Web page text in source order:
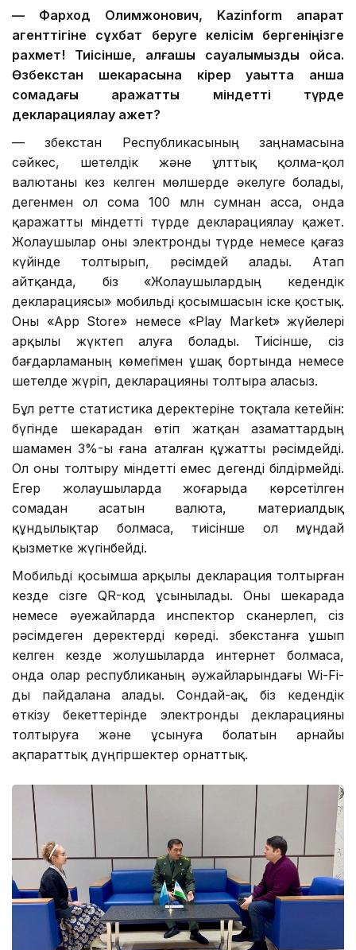
— Фарход Олимжонович, Kazinform ақпарат
агенттігіне сұхбат беруге келісім бергеніңізге
рахмет! Тиісінше, алғашқы сауалымызды қойсақ.
Өзбекстан шекарасына кірер уақытта қанша
сомадағы қаражатты міндетті түрде
декларациялау қажет?
— Өзбекстан Республикасының заңнамасына
сәйкес, шетелдік және ұлттық қолма-қол
валютаны кез келген мөлшерде әкелуге болады,
дегенмен ол сома 100 млн сумнан асса, онда
қаражатты міндетті түрде декларациялау қажет.
Жолаушылар оны электронды түрде немесе қағаз
күйінде толтырып, рәсімдей алады. Атап
айтқанда, біз «Жолаушылардың кедендік
декларациясы» мобильді қосымшасын іске қостық.
Оны «App Store» немесе «Play Market» жүйелері
арқылы жүктеп алуға болады. Тиісінше, сіз
бағдарламаның көмегімен ұшақ бортында немесе
шетелде жүріп, декларацияны толтыра аласыз.
Бұл ретте статистика деректеріне тоқтала кетейін:
бүгінде шекарадан өтіп жатқан азаматтардың
шамамен 3%-ы ғана аталған құжатты рәсімдейді.
Ол оны толтыру міндетті емес дегенді білдірмейді.
Егер жолаушыларда жоғарыда көрсетілген
сомадан асатын валюта, материалдық
құндылықтар болмаса, тиісінше ол мұндай
қызметке жүгінбейді.
Мобильді қосымша арқылы декларация толтырған
кезде сізге QR-код ұсынылады. Оны шекарада
немесе әуежайларда инспектор сканерлеп, сіз
рәсімдеген деректерді көреді. Өзбекстанға ұшып
келген кезде жолушыларда интернет болмаса,
онда олар республиканың әужайларындағы Wi-Fi-
ды пайдалана алады. Сондай-ақ, біз кедендік
өткізу бекеттерінде электронды декларацияны
толтыруға және ұсынуға болатын арнайы
ақпараттық дүңгіршектер орнаттық.